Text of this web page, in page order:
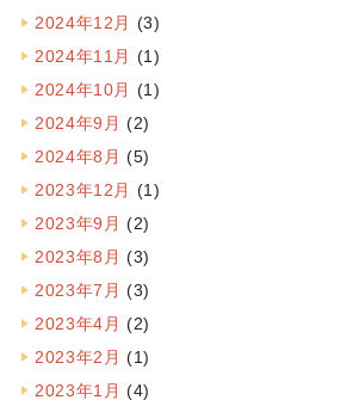
2024年12月 (3)
2024年11月 (1)
2024年10月 (1)
2024年9月 (2)
2024年8月 (5)
2023年12月 (1)
2023年9月 (2)
2023年8月 (3)
2023年7月 (3)
2023年4月 (2)
2023年2月 (1)
2023年1月 (4)